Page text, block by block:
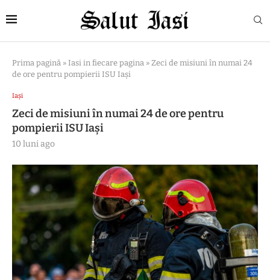
Prima pagină » Iasi in fiecare pagina » Zeci de misiuni în numai 24
de ore pentru pompierii ISU Iași
Iași
Zeci de misiuni în numai 24 de ore pentru
pompierii ISU Iași
10 luni ago